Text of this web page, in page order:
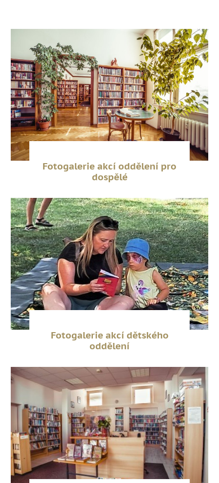
Fotogalerie akcí oddělení pro
dospělé
Fotogalerie akcí dětského
oddělení